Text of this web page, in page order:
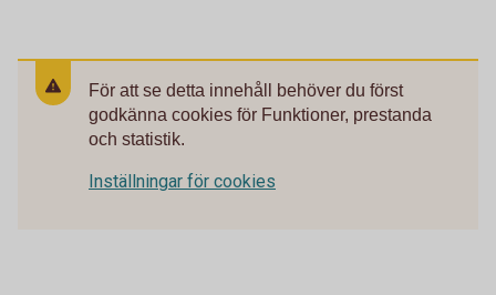
För att se detta innehåll behöver du först
godkänna cookies för Funktioner, prestanda
och statistik.
Inställningar för cookies